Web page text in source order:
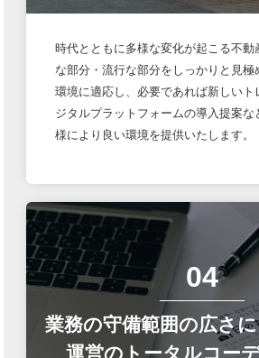
時代とともに多様な変化が起こる不動
な部分・流行な部分をしっかりと見極
環境に適応し、必要であれば新しいト
ジタルプラットフォームの導入提案な
様により良い環境を提供いたします。
04
業務の守備範囲の広さ
運営のトータルコー